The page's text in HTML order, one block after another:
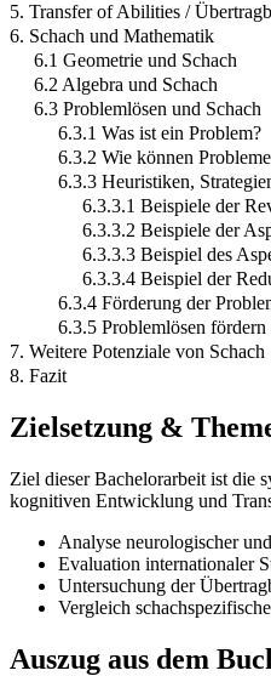
5. Transfer of Abilities /
6. Schach und Mathematik
6.1 Geometrie und Schach
6.2 Algebra und Schach
6.3 Problemlösen und Schach
6.3.1 Was ist ein Problem?
6.3.2 Wie können
6.3.3 Heuristiken,
6.3.3.1 Beispiele der
6.3.3.2 Beispiele der
6.3.3.3 Beispiel des
6.3.3.4 Beispiel der
6.3.4 Förderung der
6.3.5 Problemlösen fördern
7. Weitere Potenziale von Schach
8. Fazit
Zielsetzung &
Ziel dieser Bachelorarbeit ist die
kognitiven Entwicklung und
Analyse neurologischer
Evaluation internationaler
Untersuchung der
Vergleich
Auszug aus dem